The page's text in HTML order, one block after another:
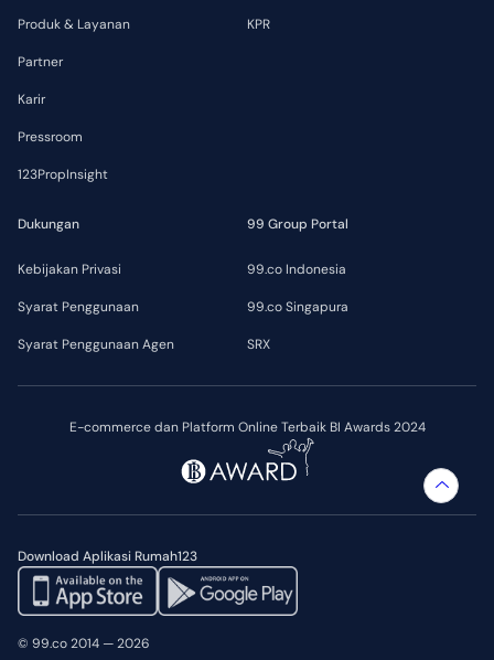
E-commerce dan Platform Online Terbaik BI Awards 2024
Download Aplikasi Rumah123
Produk & Layanan
Partner
Karir
Pressroom
123PropInsight
KPR
Dukungan
Kebijakan Privasi
Syarat Penggunaan
Syarat Penggunaan Agen
99 Group Portal
99.co Indonesia
99.co Singapura
SRX
© 99.co 2014 — 2026